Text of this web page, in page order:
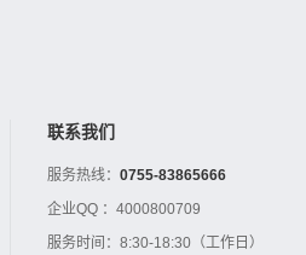
联系我们
服务热线： 0755-83865666
企业QQ ： 4000800709
服务时间： 8:30-18:30（工作日）